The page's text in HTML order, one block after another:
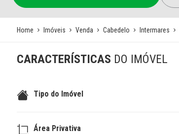
Home Imóveis Venda Cabedelo Intermares
CARACTERÍSTICAS DO IMÓVEL
Tipo do Imóvel
Área Privativa